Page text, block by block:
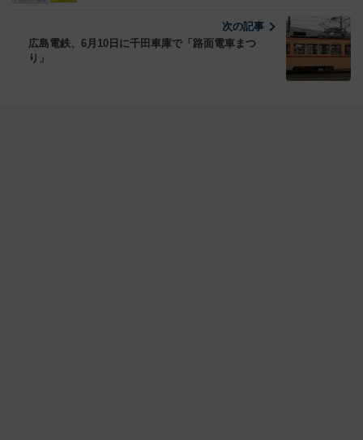
次の記事
広島電鉄、6月10日に千田車庫で「路面電車まつ
り」